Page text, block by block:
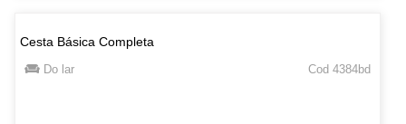
Cesta Básica Completa
Do lar Cod 4384bd